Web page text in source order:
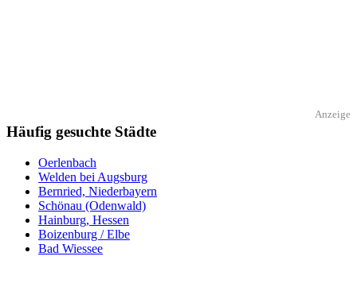
Anzeige
Häufig gesuchte Städte
Oerlenbach
Welden bei Augsburg
Bernried, Niederbayern
Schönau (Odenwald)
Hainburg, Hessen
Boizenburg / Elbe
Bad Wiessee